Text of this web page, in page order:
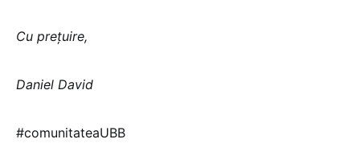
Cu prețuire,
Daniel David
#comunitateaUBB